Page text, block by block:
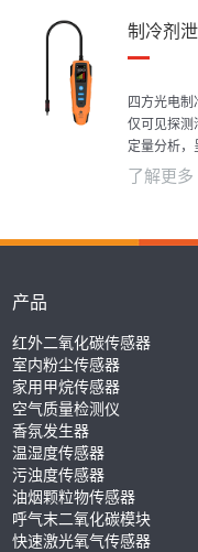
剂检测系统
制冷剂
四方光电
仅可见探测
定量分析，
启停、设定
了解更多
产品
红外二氧化碳传感器
室内粉尘传感器
家用甲烷传感器
空气质量检测仪
香氛发生器
温湿度传感器
污浊度传感器
油烟颗粒物传感器
呼气末二氧化碳模块
快速激光氧气传感器